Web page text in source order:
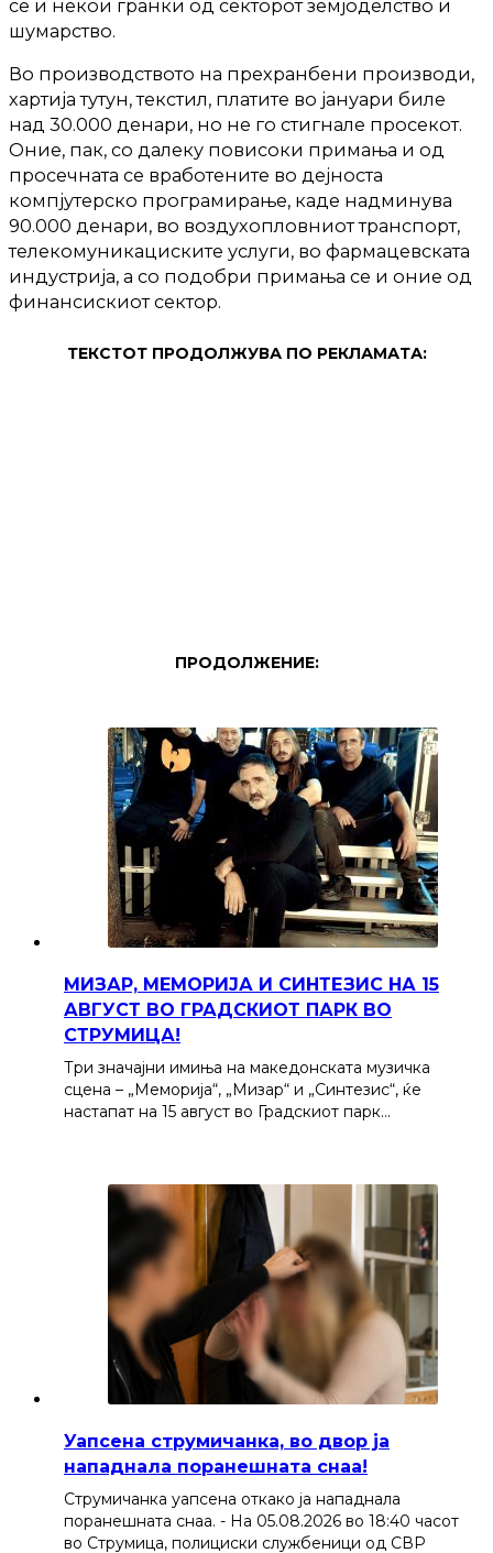
се и некои гранки од секторот земјоделство и
шумарство.
Во производството на прехранбени производи,
хартија тутун, текстил, платите во јануари биле
над 30.000 денари, но не го стигнале просекот.
Оние, пак, со далеку повисоки примања и од
просечната се вработените во дејноста
компјутерско програмирање, каде надминува
90.000 денари, во воздухопловниот транспорт,
телекомуникациските услуги, во фармацевската
индустрија, а со подобри примања се и оние од
финансискиот сектор.
ТЕКСТОТ ПРОДОЛЖУВА ПО РЕКЛАМАТА:
ПРОДОЛЖЕНИЕ:
МИЗАР, МЕМОРИЈА И СИНТЕЗИС НА 15
АВГУСТ ВО ГРАДСКИОТ ПАРК ВО
СТРУМИЦА!
Три значајни имиња на македонската музичка
сцена – „Меморија“, „Мизар“ и „Синтезис“, ќе
настапат на 15 август во Градскиот парк…
Уапсена струмичанка, во двор ја
нападнала поранешната снаа!
Струмичанка уапсена откако ја нападнала
поранешната снаа. - На 05.08.2026 во 18:40 часот
во Струмица, полициски службеници од СВР